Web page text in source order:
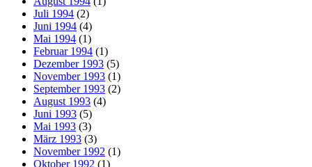
Juli 1994 (2)
Juni 1994 (4)
Mai 1994 (1)
Februar 1994 (1)
Dezember 1993 (5)
November 1993 (1)
September 1993 (2)
August 1993 (4)
Juni 1993 (5)
Mai 1993 (3)
März 1993 (3)
November 1992 (1)
Oktober 1992 (1)